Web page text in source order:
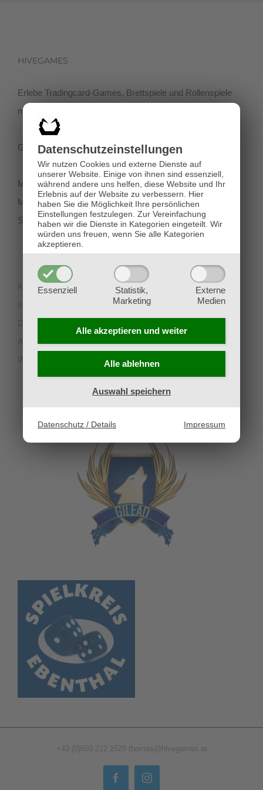
Datenschutz­einstellungen
Wir nutzen Cookies und externe Dienste auf
unserer Website. Einige von ihnen sind essenziell,
während andere uns helfen, diese Website und Ihr
Erlebnis auf der Website zu verbessern. Hier
haben Sie die Möglichkeit Ihre persönlichen
Einstellungen festzulegen. Zur Vereinfachung
haben wir die Dienste in Kategorien eingeteilt. Wir
würden uns freuen, wenn Sie alle Kategorien
akzeptieren.
Essenziell
Statistik,
Marketing
Externe
Medien
Alle akzeptieren und weiter
Alle ablehnen
Auswahl speichern
Datenschutz / Details Impressum
HIVEGAMES
Erlebe Tradingcard-Games, Brettspiele und Rollenspiele
mit einer netten Community in der Klagenfurter Innenstadt!
Getreidegasse 3, 9020 Klagenfurt
Montag-Dienstag 11:00 - 18:00
Mittwoch-Freitag 11:00-19:00
Samstag 12:00 - 18:00
Kontakt
+43 (0)650 212 1529 thomas@hivegames.at
FacebookInstagram